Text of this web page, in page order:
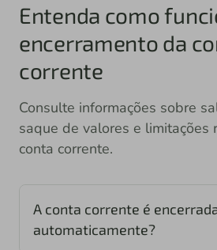
Entenda como
encerramento da
corrente
Consulte informações sobre
saque de valores e limitações
conta corrente.
A conta corrente é
automaticamente?